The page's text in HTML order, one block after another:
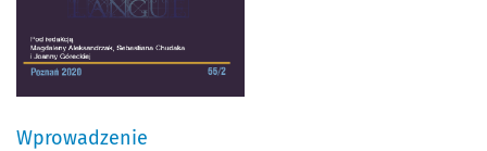
Wprowadzenie